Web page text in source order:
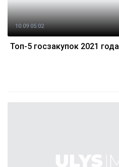
10.09 05:02
Топ-5 госзакупок 2021 года